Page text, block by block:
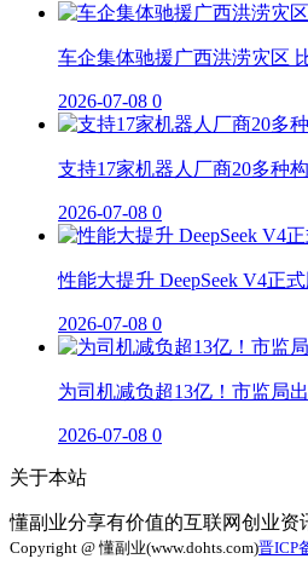
车企集体驰援广西洪涝灾区
2026-07-08 0
支持17家机器人厂商20多种
2026-07-08 0
性能大提升 DeepSeek V4正
2026-07-08 0
为司机减负超13亿！市监局
2026-07-08 0
关于本站
懂副业分享有价值的互联网创业资
Copyright @ 懂副业(www.dohts.com)晋ICP